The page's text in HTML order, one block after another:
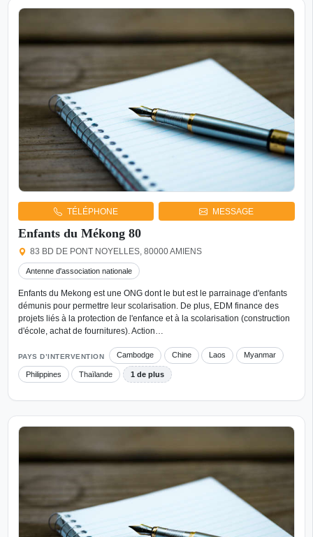
TÉLÉPHONE MESSAGE
Enfants du Mékong 80
83 BD DE PONT NOYELLES, 80000 AMIENS
Antenne d'association nationale
Enfants du Mekong est une ONG dont le but est le parrainage d'enfants
démunis pour permettre leur scolarisation. De plus, EDM finance des
projets liés à la protection de l'enfance et à la scolarisation (construction
d'école, achat de fournitures). Action…
PAYS D’INTERVENTION Cambodge Chine Laos Myanmar
Philippines Thaïlande 1 de plus